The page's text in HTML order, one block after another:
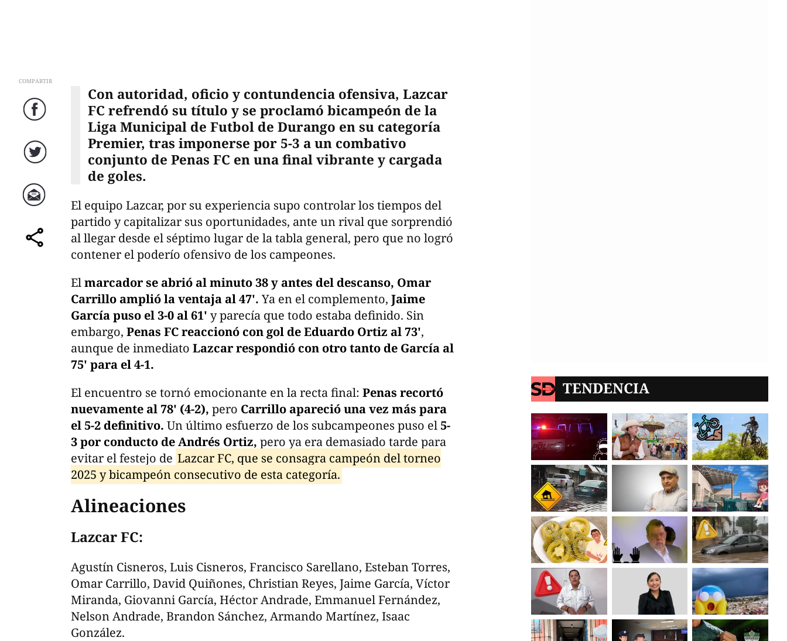
COMPARTIR
Facebook
Twitter
Correo
comparte
Con autoridad, oficio y contundencia ofensiva, Lazcar
FC refrendó su título y se proclamó bicampeón de la
Liga Municipal de Futbol de Durango en su categoría
Premier, tras imponerse por 5-3 a un combativo
conjunto de Penas FC en una final vibrante y cargada
de goles.
El equipo Lazcar, por su experiencia supo controlar los tiempos del
partido y capitalizar sus oportunidades, ante un rival que sorprendió
al llegar desde el séptimo lugar de la tabla general, pero que no logró
contener el poderío ofensivo de los campeones.
Elmarcador se abrió al minuto 38 y antes del descanso, Omar
Carrillo amplió la ventaja al 47'. Ya en el complemento, Jaime
García puso el 3-0 al 61' y parecía que todo estaba definido. Sin
embargo, Penas FC reaccionó con gol de Eduardo Ortiz al 73',
aunque de inmediato Lazcar respondió con otro tanto de García al
75' para el 4-1.
El encuentro se tornó emocionante en la recta final: Penas recortó
nuevamente al 78' (4-2), pero Carrillo apareció una vez más para
el 5-2 definitivo. Un último esfuerzo de los subcampeones puso el 5-
3 por conducto de Andrés Ortiz, pero ya era demasiado tarde para
evitar el festejo de Lazcar FC, que se consagra campeón del torneo
2025 y bicampeón consecutivo de esta categoría.
Alineaciones
Lazcar FC:
Agustín Cisneros, Luis Cisneros, Francisco Sarellano, Esteban Torres,
Omar Carrillo, David Quiñones, Christian Reyes, Jaime García, Víctor
Miranda, Giovanni García, Héctor Andrade, Emmanuel Fernández,
Nelson Andrade, Brandon Sánchez, Armando Martínez, Isaac
González.
TENDENCIA